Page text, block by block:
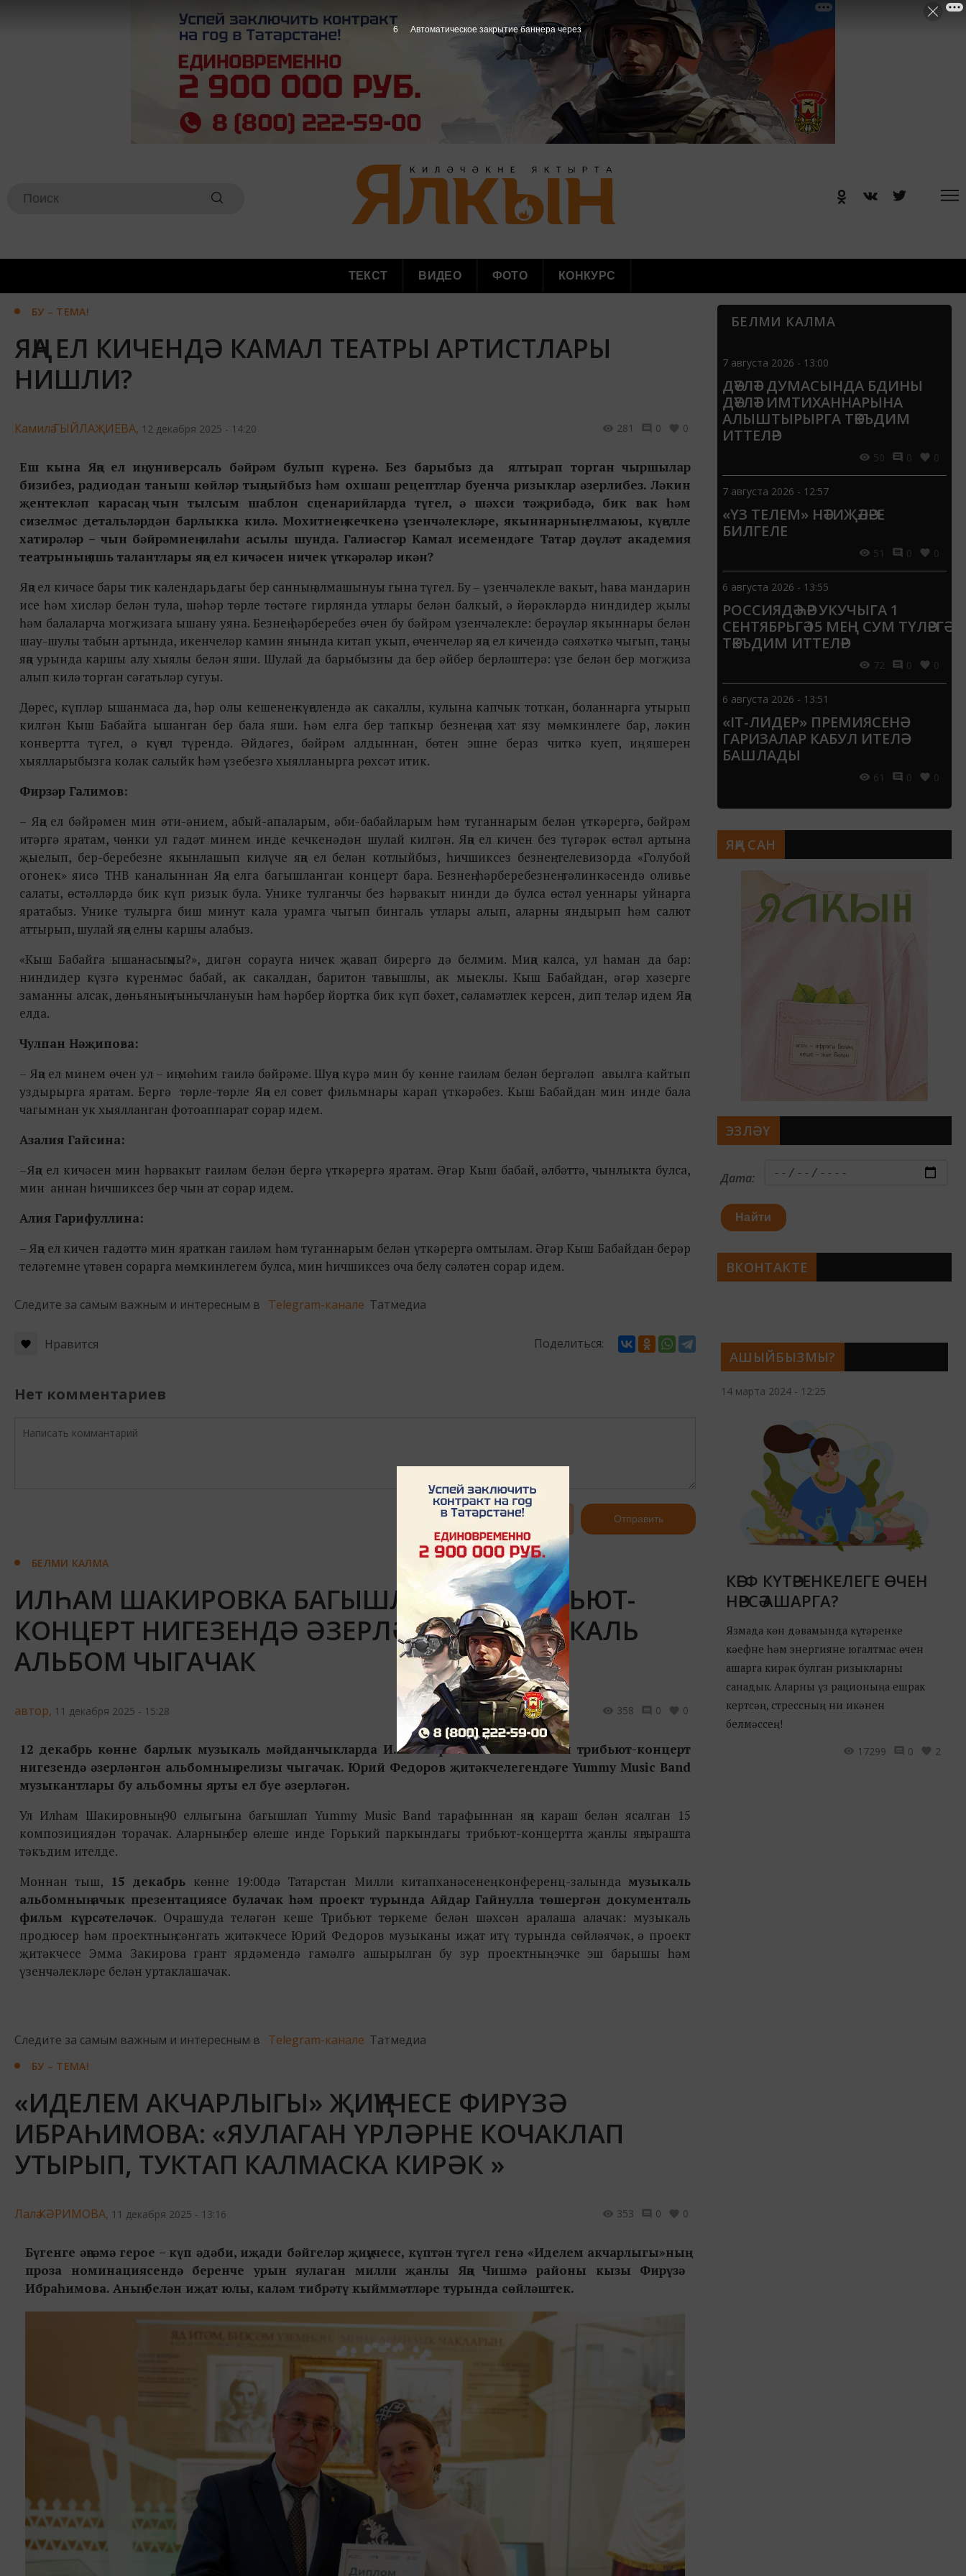
ТЕКСТ ВИДЕО ФОТО КОНКУРС
БУ – ТЕМА!
ЯҢА ЕЛ КИЧЕНДӘ КАМАЛ ТЕАТРЫ АРТИСТЛАРЫ
НИШЛИ?
Камилә ГЫЙЛАҖИЕВА, 12 декабря 2025 - 14:20 281 0 0
Еш кына Яңа ел иң универсаль бәйрәм булып күренә. Без барыбыз да ялтырап торган чыршылар
бизибез, радиодан таныш көйләр тыңлыйбыз һәм охшаш рецептлар буенча ризыклар әзерлибез. Ләкин
җентекләп карасаң, чын тылсым шаблон сценарийларда түгел, ә шәхси тәҗрибәдә, бик вак һәм
сизелмәс детальләрдән барлыкка килә. Мохитнең кечкенә үзенчәлекләре, якыннарның елмаюы, күңелле
хатирәләр – чын бәйрәмнең илаһи асылы шунда. Галиәсгәр Камал исемендәге Татар дәүләт академия
театрының яшь талантлары яңа ел кичәсен ничек үткәрәләр икән?
Яңа ел кичәсе бары тик календарьдагы бер санның алмашынуы гына түгел. Бу – үзенчәлекле вакыт, һава мандарин
исе һәм хисләр белән тула, шәһәр төрле төстәге гирлянда утлары белән балкый, ә йөрәкләрдә ниндидер җылы
һәм балаларча могҗизага ышану уяна. Безнең һәрберебез өчен бу бәйрәм үзенчәлекле: берәүләр якыннары белән
шау-шулы табын артында, икенчеләр камин янында китап укып, өченчеләр яңа ел кичендә сәяхәткә чыгып, таңны
яңа урында каршы алу хыялы белән яши. Шулай да барыбызны да бер әйбер берләштерә: үзе белән бер могҗиза
алып килә торган сәгатьләр сугуы.
Дөрес, күпләр ышанмаса да, һәр олы кешенең күңелендә ак сакаллы, кулына капчык тоткан, боланнарга утырып
килгән Кыш Бабайга ышанган бер бала яши. Һәм елга бер тапкыр безнең аңа хат язу мөмкинлеге бар, ләкин
конвертта түгел, ә күңел түрендә. Әйдәгез, бәйрәм алдыннан, бөтен эшне бераз читкә куеп, иң яшерен
хыялларыбызга колак салыйк һәм үзебезгә хыялланырга рөхсәт итик.
Фирзәр Галимов:
– Яңа ел бәйрәмен мин әти-әнием, абый-апаларым, әби-бабайларым һәм туганнарым белән үткәрергә, бәйрәм
итәргә яратам, чөнки ул гадәт минем инде кечкенәдән шулай килгән. Яңа ел кичен без түгәрәк өстәл артына
җыелып, бер-беребезне якынлашып килүче яңа ел белән котлыйбыз, һичшиксез безнең телевизорда «Голубой
огонек» яисә ТНВ каналыннан Яңа елга багышланган концерт бара. Безнең һәрберебезнең тәлинкәсендә оливье
салаты, өстәлләрдә бик күп ризык була. Унике тулганчы без һәрвакыт нинди дә булса өстәл уеннары уйнарга
яратабыз. Унике тулырга биш минут кала урамга чыгып бингаль утлары алып, аларны яндырып һәм салют
аттырып, шулай яңа елны каршы алабыз.
«Кыш Бабайга ышанасыңмы?», дигән сорауга ничек җавап бирергә дә белмим. Миңа калса, ул һаман да бар:
ниндидер күзгә күренмәс бабай, ак сакалдан, баритон тавышлы, ак мыеклы. Кыш Бабайдан, әгәр хәзерге
заманны алсак, дөньяның тынычлануын һәм һәрбер йортка бик күп бәхет, сәламәтлек керсен, дип теләр идем Яңа
елда.
Чулпан Нәҗипова:
– Яңа ел минем өчен ул – иң мөһим гаилә бәйрәме. Шуңа күрә мин бу көнне гаиләм белән бергәләп авылга кайтып
уздырырга яратам. Бергә төрле-төрле Яңа ел совет фильмнары карап үткәрәбез. Кыш Бабайдан мин инде бала
чагымнан ук хыялланган фотоаппарат сорар идем.
Азалия Гайсина:
–Яңа ел кичәсен мин һәрвакыт гаиләм белән бергә үткәрергә яратам. Әгәр Кыш бабай, әлбәттә, чынлыкта булса,
мин аннан һичшиксез бер чын ат сорар идем.
Алия Гарифуллина:
– Яңа ел кичен гадәттә мин яраткан гаиләм һәм туганнарым белән үткәрергә омтылам. Әгәр Кыш Бабайдан берәр
теләгемне үтәвен сорарга мөмкинлегем булса, мин һичшиксез оча белү сәләтен сорар идем.
Следите за самым важным и интересным в Telegram-канале Татмедиа
Нравится Поделиться:
Нет комментариев
Авторизоваться Отправить
БЕЛМИ КАЛМА
ИЛҺАМ ШАКИРОВКА БАГЫШЛАНГАН ТРИБЬЮТ-
КОНЦЕРТ НИГЕЗЕНДӘ ӘЗЕРЛӘНГӘН МУЗЫКАЛЬ
АЛЬБОМ ЧЫГАЧАК
автор, 11 декабря 2025 - 15:28 358 0 0
12 декабрь көнне барлык музыкаль мәйданчыкларда И. Шакировка багышланган трибьют-концерт
нигезендә әзерләнгән альбомның релизы чыгачак. Юрий Федоров җитәкчелегендәге Yummy Music Band
музыкантлары бу альбомны ярты ел буе әзерләгән.
Ул Илһам Шакировның 90 еллыгына багышлап Yummy Music Band тарафыннан яңа караш белән ясалган 15
композициядән торачак. Аларның бер өлеше инде Горький паркындагы трибьют-концертта җанлы яңгырашта
тәкъдим ителде.
Моннан тыш, 15 декабрь көнне 19:00дә Татарстан Милли китапханәсенең конференц-залында музыкаль
альбомның ачык презентациясе булачак һәм проект турында Айдар Гайнулла төшергән документаль
фильм күрсәтеләчәк. Очрашуда теләгән кеше Трибьют төркеме белән шәхсән аралаша алачак: музыкаль
продюсер һәм проектның сәнгать җитәкчесе Юрий Федоров музыканы иҗат итү турында сөйләячәк, ә проект
җитәкчесе Эмма Закирова грант ярдәмендә гамәлгә ашырылган бу зур проектның эчке эш барышы һәм
үзенчәлекләре белән уртаклашачак.
Следите за самым важным и интересным в Telegram-канале Татмедиа
БУ – ТЕМА!
«ИДЕЛЕМ АКЧАРЛЫГЫ» ҖИҢҮЧЕСЕ ФИРҮЗӘ
ИБРАҺИМОВА: «ЯУЛАГАН ҮРЛӘРНЕ КОЧАКЛАП
УТЫРЫП, ТУКТАП КАЛМАСКА КИРӘК »
Лалә КӘРИМОВА, 11 декабря 2025 - 13:16 353 0 0
Бүгенге әңгәмә герое – күп әдәби, иҗади бәйгеләр җиңүчесе, күптән түгел генә «Иделем акчарлыгы»ның
проза номинациясендә беренче урын яулаган милли җанлы Яңа Чишмә районы кызы Фирүзә
Ибраһимова. Аның белән иҗат юлы, каләм тибрәтү кыйммәтләре турында сөйләштек.
БЕЛМИ КАЛМА
7 августа 2026 - 13:00
ДӘҮЛӘТ ДУМАСЫНДА БДИНЫ
ДӘҮЛӘТ ИМТИХАННАРЫНА
АЛЫШТЫРЫРГА ТӘКЪДИМ
ИТТЕЛӘР
50 0 0
7 августа 2026 - 12:57
«ҮЗ ТЕЛЕМ» НӘТИҖӘЛӘРЕ
БИЛГЕЛЕ
51 0 0
6 августа 2026 - 13:55
РОССИЯДӘ ҺӘР УКУЧЫГА 1
СЕНТЯБРЬГӘ 15 МЕҢ СУМ ТҮЛӘРГӘ
ТӘКЪДИМ ИТТЕЛӘР
72 0 0
6 августа 2026 - 13:51
«IT-ЛИДЕР» ПРЕМИЯСЕНӘ
ГАРИЗАЛАР КАБУЛ ИТЕЛӘ
БАШЛАДЫ
61 0 0
АШЫЙБЫЗМЫ?
14 марта 2024 - 12:25
КӘЕФ КҮТӘРЕНКЕЛЕГЕ ӨЧЕН
НӘРСӘ АШАРГА?
Язмада көн дәвамында күтәренке
кәефне һәм энергияне югалтмас өчен
ашарга кирәк булган ризыкларны
санадык. Аларны үз рационыңа ешрак
кертсәң, стрессның ни икәнен
белмәссең!
17299
0 2
ЯҢА САН
ЭЗЛӘҮ
Дата:
Найти
ВКОНТАКТЕ
5 Автоматическое закрытие баннера через